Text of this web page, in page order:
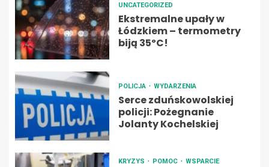
UNCATEGORIZED
Ekstremalne upały w
Łódzkiem – termometry
biją 35ºC!
POLICJA WYDARZENIA
Serce zduńskowolskiej
policji: Pożegnanie
Jolanty Kochelskiej
KRYZYS POMOC WSPARCIE